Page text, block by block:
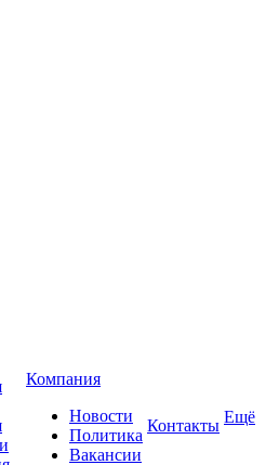
Компания
Новости
Политика
Вакансии
Контакты Ещё